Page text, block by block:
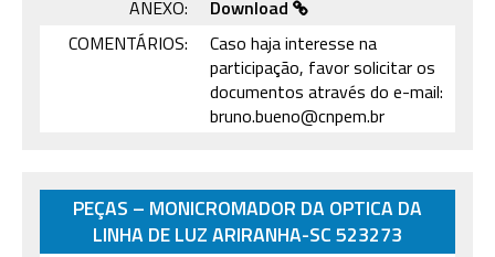
ANEXO:
Download
COMENTÁRIOS:
Caso haja interesse na
participação, favor solicitar os
documentos através do e-mail:
bruno.bueno@cnpem.br
PEÇAS – MONICROMADOR DA OPTICA DA
LINHA DE LUZ ARIRANHA-SC 523273